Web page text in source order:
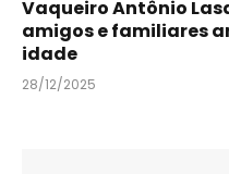
Vaqueiro Antônio
amigos e familiares
idade
28/12/2025